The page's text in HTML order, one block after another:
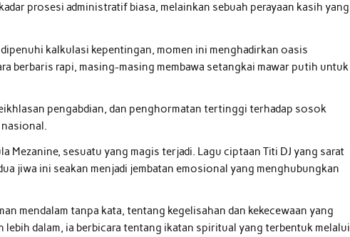
prosesi administratif biasa, melainkan sebuah perayaan kasih yang
kalkulasi kepentingan, momen ini menghadirkan oasis
berbaris rapi, masing-masing membawa setangkai mawar putih untuk
pengabdian, dan penghormatan tertinggi terhadap sosok
nasional.
Mezanine, sesuatu yang magis terjadi. Lagu ciptaan Titi DJ yang sarat
jiwa ini seakan menjadi jembatan emosional yang menghubungkan
mendalam tanpa kata, tentang kegelisahan dan kekecewaan yang
lebih dalam, ia berbicara tentang ikatan spiritual yang terbentuk melalui